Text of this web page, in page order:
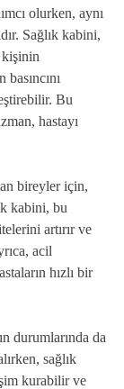
olurken, aynı
Sağlık kabini,
kişinin
Bu
hastayı
bireyler için,
kabini, bu
artırır ve
acil
hızlı bir
durumlarında da
sağlık
kurabilir ve